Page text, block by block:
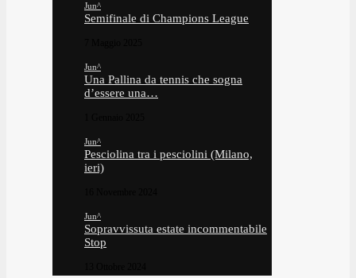
Jun^
Semifinale di Champions League
Jun^
Una Pallina da tennis che sogna
d’essere una…
Jun^
Pesciolina tra i pesciolini (Milano,
ieri)
Jun^
Sopravvissuta estate incommentabile
Stop